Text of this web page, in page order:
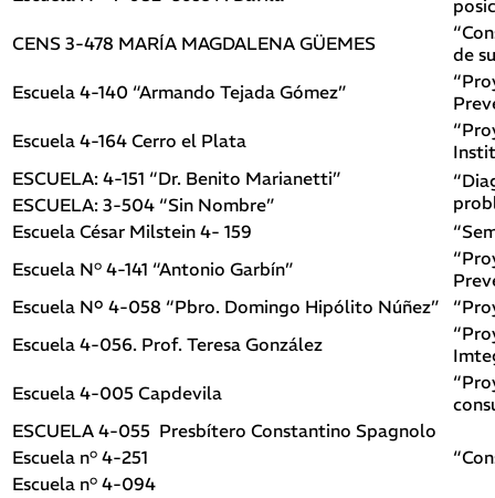
CENS 3-478 MARÍA MAGDALENA GÜEMES
de
Escuela 4-140 “Armando Tejada Gómez”
Escuela 4-164 Cerro el Plata
ESCUELA: 4-151 “Dr. Benito Marianetti”
ESCUELA: 3-504 “Sin Nombre”
Escuela César Milstein 4- 159
Escuela N° 4-141 “Antonio Garbín”
Escuela Nº 4-058 “Pbro. Domingo Hipólito Núñez”
Escuela 4-056. Prof. Teresa González
Escuela 4-005 Capdevila
ESCUELA 4-055 Presbítero Constantino Spagnolo
Escuela n° 4-251
Escuela n° 4-094